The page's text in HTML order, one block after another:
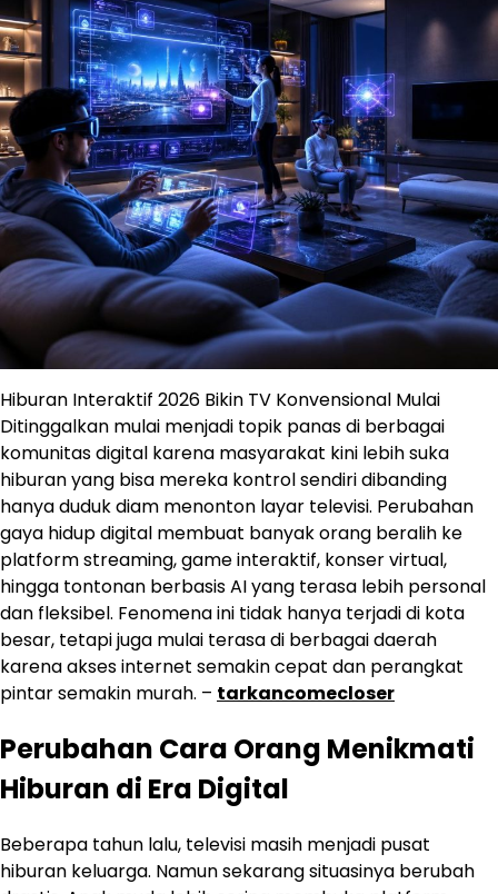
Hiburan Interaktif 2026 Bikin TV Konvensional Mulai
Ditinggalkan mulai menjadi topik panas di berbagai
komunitas digital karena masyarakat kini lebih suka
hiburan yang bisa mereka kontrol sendiri dibanding
hanya duduk diam menonton layar televisi. Perubahan
gaya hidup digital membuat banyak orang beralih ke
platform streaming, game interaktif, konser virtual,
hingga tontonan berbasis AI yang terasa lebih personal
dan fleksibel. Fenomena ini tidak hanya terjadi di kota
besar, tetapi juga mulai terasa di berbagai daerah
karena akses internet semakin cepat dan perangkat
pintar semakin murah. – tarkancomecloser
Perubahan Cara Orang Menikmati
Hiburan di Era Digital
Beberapa tahun lalu, televisi masih menjadi pusat
hiburan keluarga. Namun sekarang situasinya berubah